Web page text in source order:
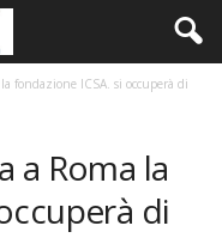
fondazione ICSA. si occuperà di
a Roma la
di